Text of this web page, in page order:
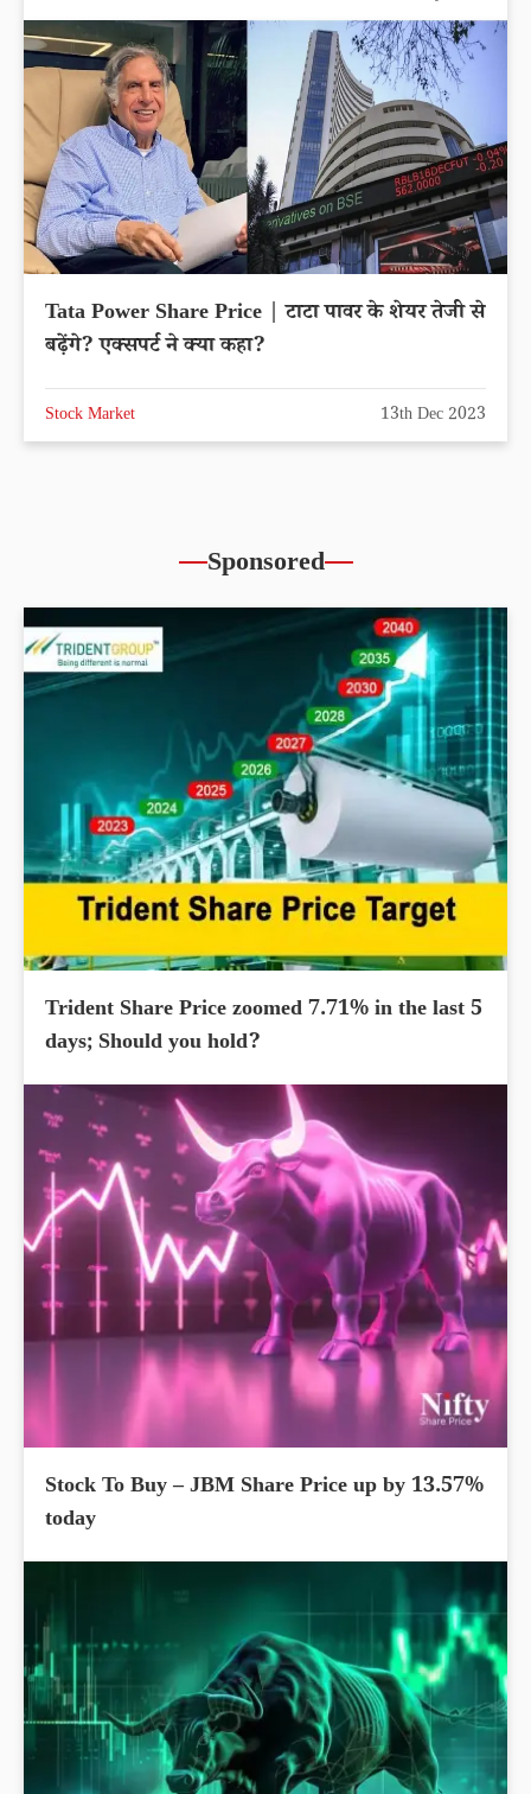
Tata Power Share Price | टाटा पावर के शेयर तेजी से
बढ़ेंगे? एक्सपर्ट ने क्या कहा?
Stock Market 13th Dec 2023
Sponsored
Trident Share Price zoomed 7.71% in the last 5
days; Should you hold?
Stock To Buy – JBM Share Price up by 13.57%
today